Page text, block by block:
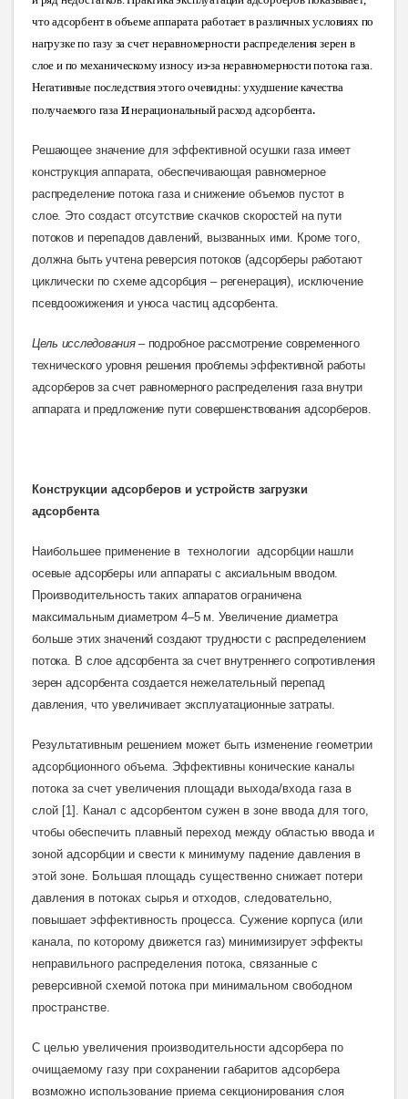
что адсорбент в объеме аппарата работает в различных условиях по
нагрузке по газу за счет неравномерности распределения зерен в
слое и по механическому износу из-за неравномерности потока газа.
Негативные последствия этого очевидны: ухудшение качества
получаемого газаинерациональный расход адсорбента.
Решающее значение для эффективной осушки газа имеет
конструкция аппарата, обеспечивающая равномерное
распределение потока газа и снижение объемов пустот в
слое. Это создаст отсутствие скачков скоростей на пути
потоков и перепадов давлений, вызванных ими. Кроме того,
должна быть учтена реверсия потоков (адсорберы работают
циклически по схеме адсорбция – регенерация), исключение
псевдоожижения и уноса частиц адсорбента.
Цель исследования– подробное рассмотрение современного
технического уровня решения проблемы эффективной работы
адсорберов за счет равномерного распределения газа внутри
аппарата и предложение пути совершенствования адсорберов.
Конструкции адсорберов и устройств загрузки
адсорбента
Наибольшее применение в технологии адсорбции нашли
осевые адсорберы или аппараты с аксиальным вводом.
Производительность таких аппаратов ограничена
максимальным диаметром 4–5 м. Увеличение диаметра
больше этих значений создают трудности с распределением
потока. В слое адсорбента за счет внутреннего сопротивления
зерен адсорбента создается нежелательный перепад
давления, что увеличивает эксплуатационные затраты
Результативным решением может быть изменение геометрии
адсорбционного объема. Эффективны конические каналы
потока за счет увеличения площади выхода/входа газа в
слой [1]. Канал с адсорбентом сужен в зоне ввода для того,
чтобы обеспечить плавный переход между областью ввода и
зоной адсорбции и свести к минимуму падение давления в
этой зоне. Большая площадь существенно снижает потери
давления в потоках сырья и отходов, следовательно,
повышает эффективность процесса. Сужение корпуса (или
канала, по которому движется газ) минимизирует эффекты
неправильного распределения потока, связанные с
реверсивной схемой потока при минимальном свободном
пространстве.
С целью увеличения производительности адсорбера по
очищаемому газу при сохранении габаритов адсорбера
возможно использование приема секционирования слоя